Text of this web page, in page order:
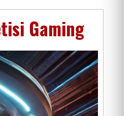
Gaming